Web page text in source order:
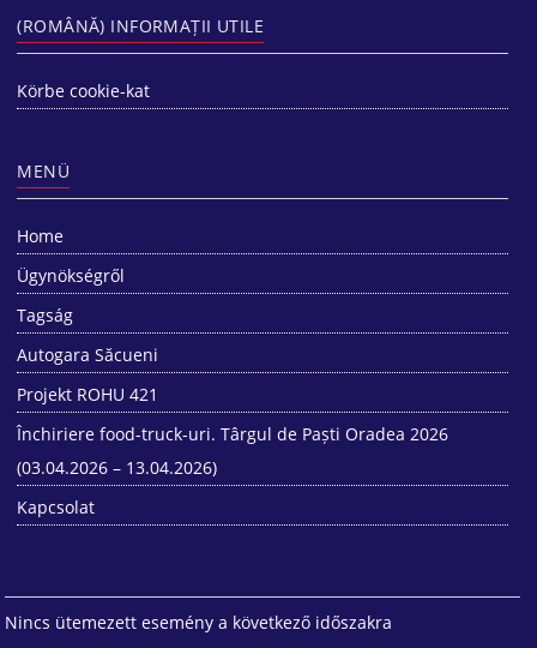
(ROMÂNĂ) INFORMAȚII UTILE
Körbe cookie-kat
MENÜ
Home
Ügynökségről
Tagság
Autogara Săcueni
Projekt ROHU 421
Închiriere food-truck-uri. Târgul de Paști Oradea 2026
(03.04.2026 – 13.04.2026)
Kapcsolat
Nincs ütemezett esemény a következő időszakra